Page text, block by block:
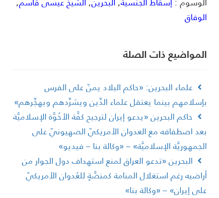
ذات الصلة
علماء البحرين: «حاكم البلاد يمنّ على الفرس
بينما يعتقل علماء الدِّين ويشرِّدهم ويهجِّرهم»
حاكم البحرين «يدعو إيران لترجيح كفَّة الأخُوَّة الإسلاميَّة
اصطفافه مع العدوان الأمريكيّ الصهيونيّ على
الإسلاميَّة» – «وكالة بنا – فيديو»
البحرين «تدعو العراق لمنع استهداف دول الجوار من
رغم استغلال المنامة كمنصَّةٍ للعُدوان الأمريكيّ
إيران» – «وكالة بنا»